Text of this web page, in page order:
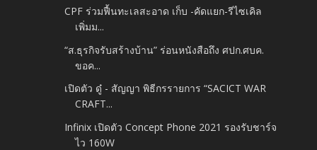
CPF ร่วมฟื้นทะเลสะอาด เก็บ -คัดแยก-รีไซเคิล
เพิ่มม...
“ส.ธุรกิจรับสร้างบ้าน” ร่อนหนังสือถึง ศปก.ศบค.
ขอค...
เปิดตัว ดู๋ - สัญญา พิธีกรรายการ “SACICT WAR
CRAFT...
Infinix เปิดตัว Concept Phone 2021 รองรับชาร์จ
ไว 160W